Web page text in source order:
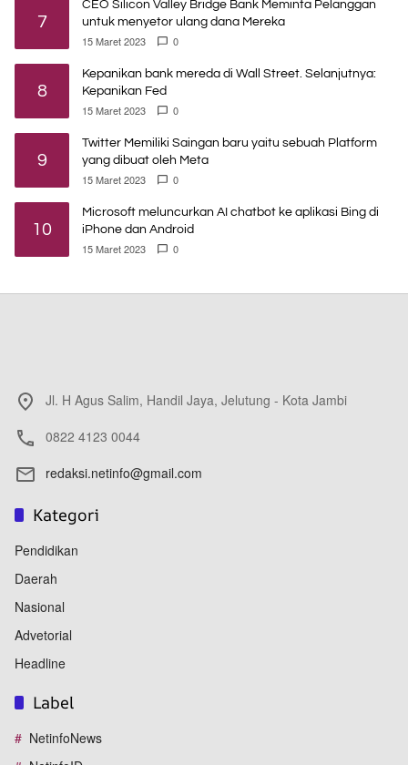
7
CEO Silicon Valley Bridge Bank Meminta Pelanggan
untuk menyetor ulang dana Mereka
15 Maret 2023 0
8
Kepanikan bank mereda di Wall Street. Selanjutnya:
Kepanikan Fed
15 Maret 2023 0
9
Twitter Memiliki Saingan baru yaitu sebuah Platform
yang dibuat oleh Meta
15 Maret 2023 0
10
Microsoft meluncurkan AI chatbot ke aplikasi Bing di
iPhone dan Android
15 Maret 2023 0
Jl. H Agus Salim, Handil Jaya, Jelutung - Kota Jambi
0822 4123 0044
redaksi.netinfo@gmail.com
Kategori
Pendidikan
Daerah
Nasional
Advetorial
Headline
Label
NetinfoNews